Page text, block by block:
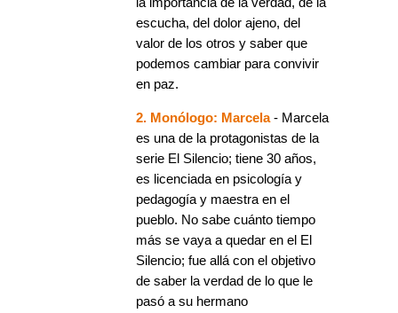
escucha, del dolor ajeno, del
valor de los otros y saber que
podemos cambiar para convivir
en paz.
2. Monólogo: Marcela- Marcela
es una de la protagonistas de la
serie El Silencio; tiene 30 años,
es licenciada en psicología y
pedagogía y maestra en el
pueblo. No sabe cuánto tiempo
más se vaya a quedar en el El
Silencio; fue allá con el objetivo
de saber la verdad de lo que le
pasó a su hermano